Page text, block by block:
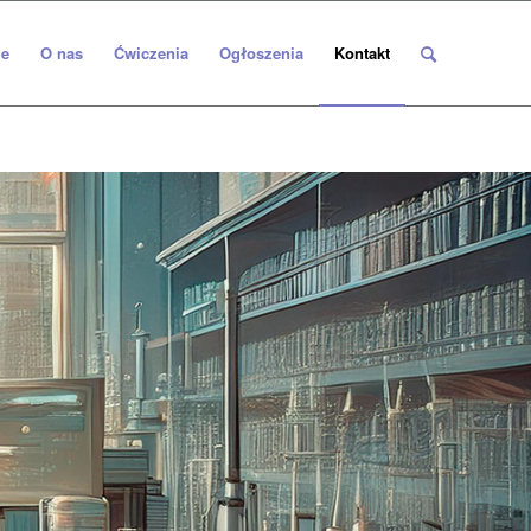
O nas Ćwiczenia Ogłoszenia Kontakt